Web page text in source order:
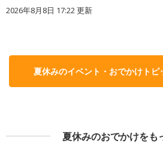
2026年8月8日 17:22更新
夏休みのイベント・おでかけトピ
夏休みのおでかけをも